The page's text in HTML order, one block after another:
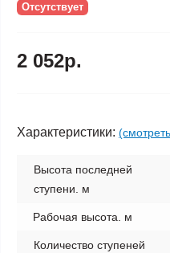
Отсутствует
2 052р.
Характеристики:
Высота последней
ступени. м
Рабочая высота. м
Количество ступеней